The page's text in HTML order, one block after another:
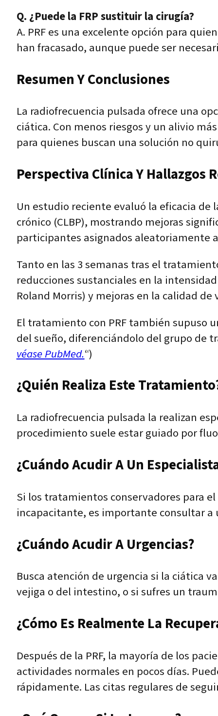
Q. ¿Puede la FRP sustituir la cirugía?
A. PRF es una excelente opción para
han fracasado, aunque puede ser
Resumen Y Conclusiones
La radiofrecuencia pulsada ofrece una
ciática. Con menos riesgos y un alivio
para quienes buscan una solución no
Perspectiva Clínica Y Hallazgos
Un estudio reciente evaluó la eficacia
crónico (CLBP), mostrando mejoras
participantes asignados aleatoriamente
Tanto en las 3 semanas tras el
reducciones sustanciales en la
Roland Morris) y mejoras en la calidad
El tratamiento con PRF también supuso
del sueño, diferenciándolo del grupo de
véase PubMed.“)
¿Quién Realiza Este
La radiofrecuencia pulsada la realizan
procedimiento suele estar guiado por
¿Cuándo Acudir A Un
Si los tratamientos conservadores para
incapacitante, es importante consultar a
¿Cuándo Acudir A Urgencias?
Busca atención de urgencia si la ciática
vejiga o del intestino, o si sufres un
¿Cómo Es Realmente La
Después de la PRF, la mayoría de los
actividades normales en pocos días.
rápidamente. Las citas regulares de